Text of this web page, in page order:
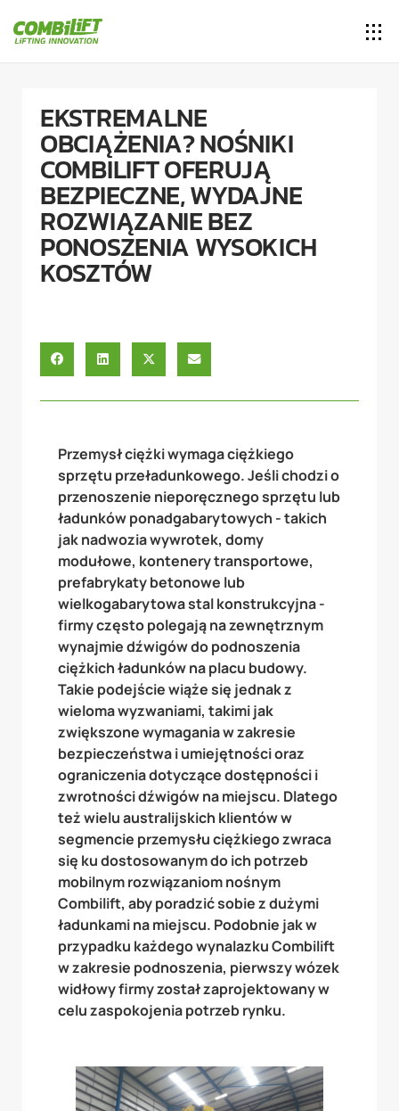
EKSTREMALNE
OBCIĄŻENIA? NOŚNIKI
COMBILIFT OFERUJĄ
BEZPIECZNE, WYDAJNE
ROZWIĄZANIE BEZ
PONOSZENIA WYSOKICH
KOSZTÓW
Przemysł ciężki wymaga ciężkiego
sprzętu przeładunkowego. Jeśli chodzi o
przenoszenie nieporęcznego sprzętu lub
ładunków ponadgabarytowych - takich
jak nadwozia wywrotek, domy
modułowe, kontenery transportowe,
prefabrykaty betonowe lub
wielkogabarytowa stal konstrukcyjna -
firmy często polegają na zewnętrznym
wynajmie dźwigów do podnoszenia
ciężkich ładunków na placu budowy.
Takie podejście wiąże się jednak z
wieloma wyzwaniami, takimi jak
zwiększone wymagania w zakresie
bezpieczeństwa i umiejętności oraz
ograniczenia dotyczące dostępności i
zwrotności dźwigów na miejscu. Dlatego
też wielu australijskich klientów w
segmencie przemysłu ciężkiego zwraca
się ku dostosowanym do ich potrzeb
mobilnym rozwiązaniom nośnym
Combilift, aby poradzić sobie z dużymi
ładunkami na miejscu. Podobnie jak w
przypadku każdego wynalazku Combilift
w zakresie podnoszenia, pierwszy wózek
widłowy firmy został zaprojektowany w
celu zaspokojenia potrzeb rynku.